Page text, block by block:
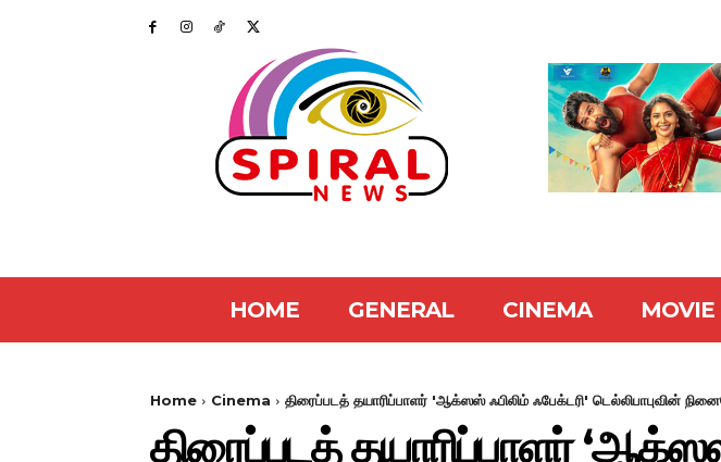
HOME GENERAL CINEMA MOVIE
Home Cinema திரைப்படத் தயாரிப்பாளர் 'ஆக்ஸஸ் ஃபிலிம் ஃபேக்டரி' டெல்லிபாபுவின்
திரைப்படத் தயாரிப்பாளர் ‘ஆக்ஸஸ்